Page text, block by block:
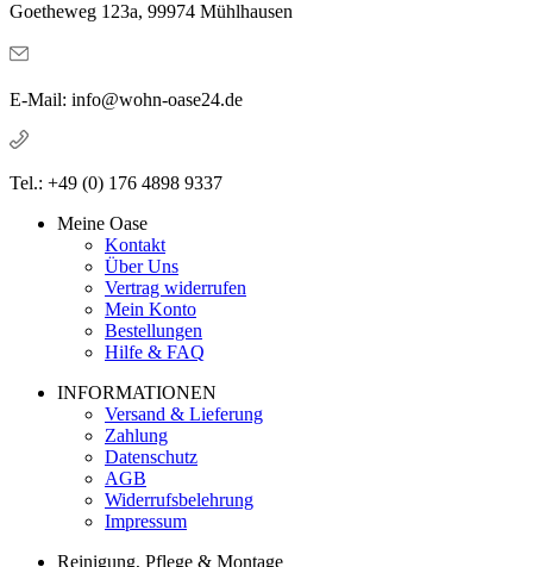
Goetheweg 123a, 99974 Mühlhausen
E-Mail: info@wohn-oase24.de
Tel.: +49 (0) 176 4898 9337
Meine Oase
Kontakt
Über Uns
Vertrag widerrufen
Mein Konto
Bestellungen
Hilfe & FAQ
INFORMATIONEN
Versand & Lieferung
Zahlung
Datenschutz
AGB
Widerrufsbelehrung
Impressum
Reinigung, Pflege & Montage